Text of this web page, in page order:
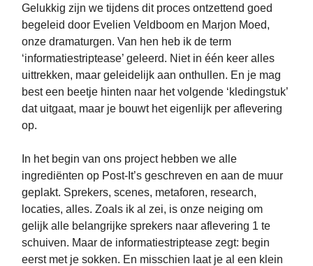
Gelukkig zijn we tijdens dit proces ontzettend goed
begeleid door Evelien Veldboom en Marjon Moed,
onze dramaturgen. Van hen heb ik de term
‘informatiestriptease’ geleerd. Niet in één keer alles
uittrekken, maar geleidelijk aan onthullen. En je mag
best een beetje hinten naar het volgende ‘kledingstuk’
dat uitgaat, maar je bouwt het eigenlijk per aflevering
op.
In het begin van ons project hebben we alle
ingrediënten op Post-It’s geschreven en aan de muur
geplakt. Sprekers, scenes, metaforen, research,
locaties, alles. Zoals ik al zei, is onze neiging om
gelijk alle belangrijke sprekers naar aflevering 1 te
schuiven. Maar de informatiestriptease zegt: begin
eerst met je sokken. En misschien laat je al een klein